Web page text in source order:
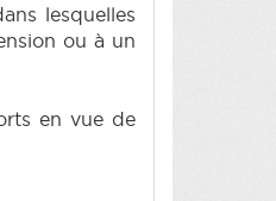
lesquelles
ou à un
en vue de